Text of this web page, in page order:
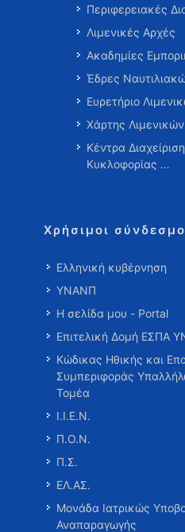
Περιφερειακές
Λιμενικές Αρχές
Ακαδημίες
Έδρες
Ευρετήριο
Χάρτης
Κέντρα
Κυκλοφορίας …
Χρήσιμοι
Ελληνική κυβέρνηση
ΥΝΑΝΠ
Η σελίδα μου - Portal
Επιτελική Δομή ΕΣΠΑ
Κώδικας Ηθικής και
Συμπεριφοράς
Τομέα
Ι.Ι.Ε.Ν.
Π.Ο.Ν.
Π.Σ.
ΕΛ.ΑΣ.
Μονάδα Ιατρικώς
Αναπαραγωγής